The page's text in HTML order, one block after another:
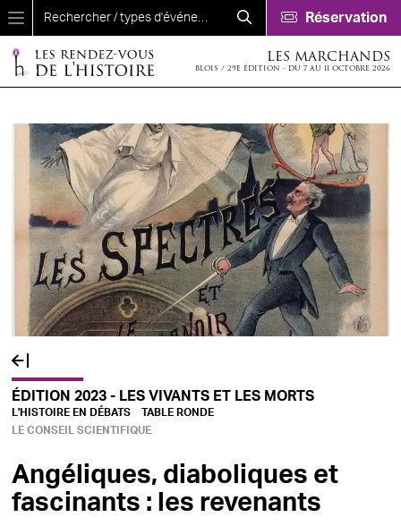
Aller au contenu principal
Réservation
LES MARCHANDS
BLOIS / 29E ÉDITION - DU 7 AU 11 OCTOBRE 2026
ÉDITION 2023 - LES VIVANTS ET LES MORTS
L'HISTOIRE EN DÉBATS
TABLE RONDE
LE CONSEIL SCIENTIFIQUE
Angéliques, diaboliques et
fascinants : les revenants